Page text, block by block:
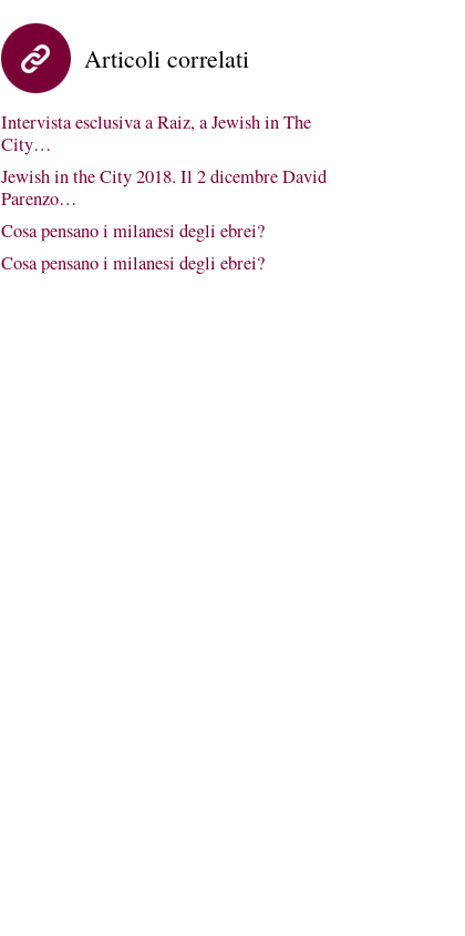
Articoli correlati
Intervista esclusiva a Raiz, a Jewish in The
City…
Jewish in the City 2018. Il 2 dicembre David
Parenzo…
Cosa pensano i milanesi degli ebrei?
Cosa pensano i milanesi degli ebrei?